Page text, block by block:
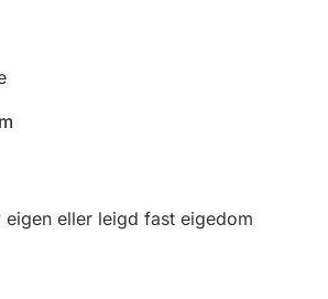
eigen eller leigd fast eigedom